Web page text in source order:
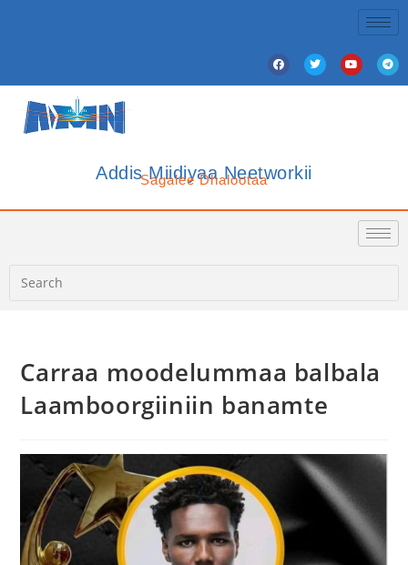
Addis Miidiyaa Neetworkii
Sagalee Dhalootaa
Carraa moodelummaa balbala
Laamboorgiiniin banamte